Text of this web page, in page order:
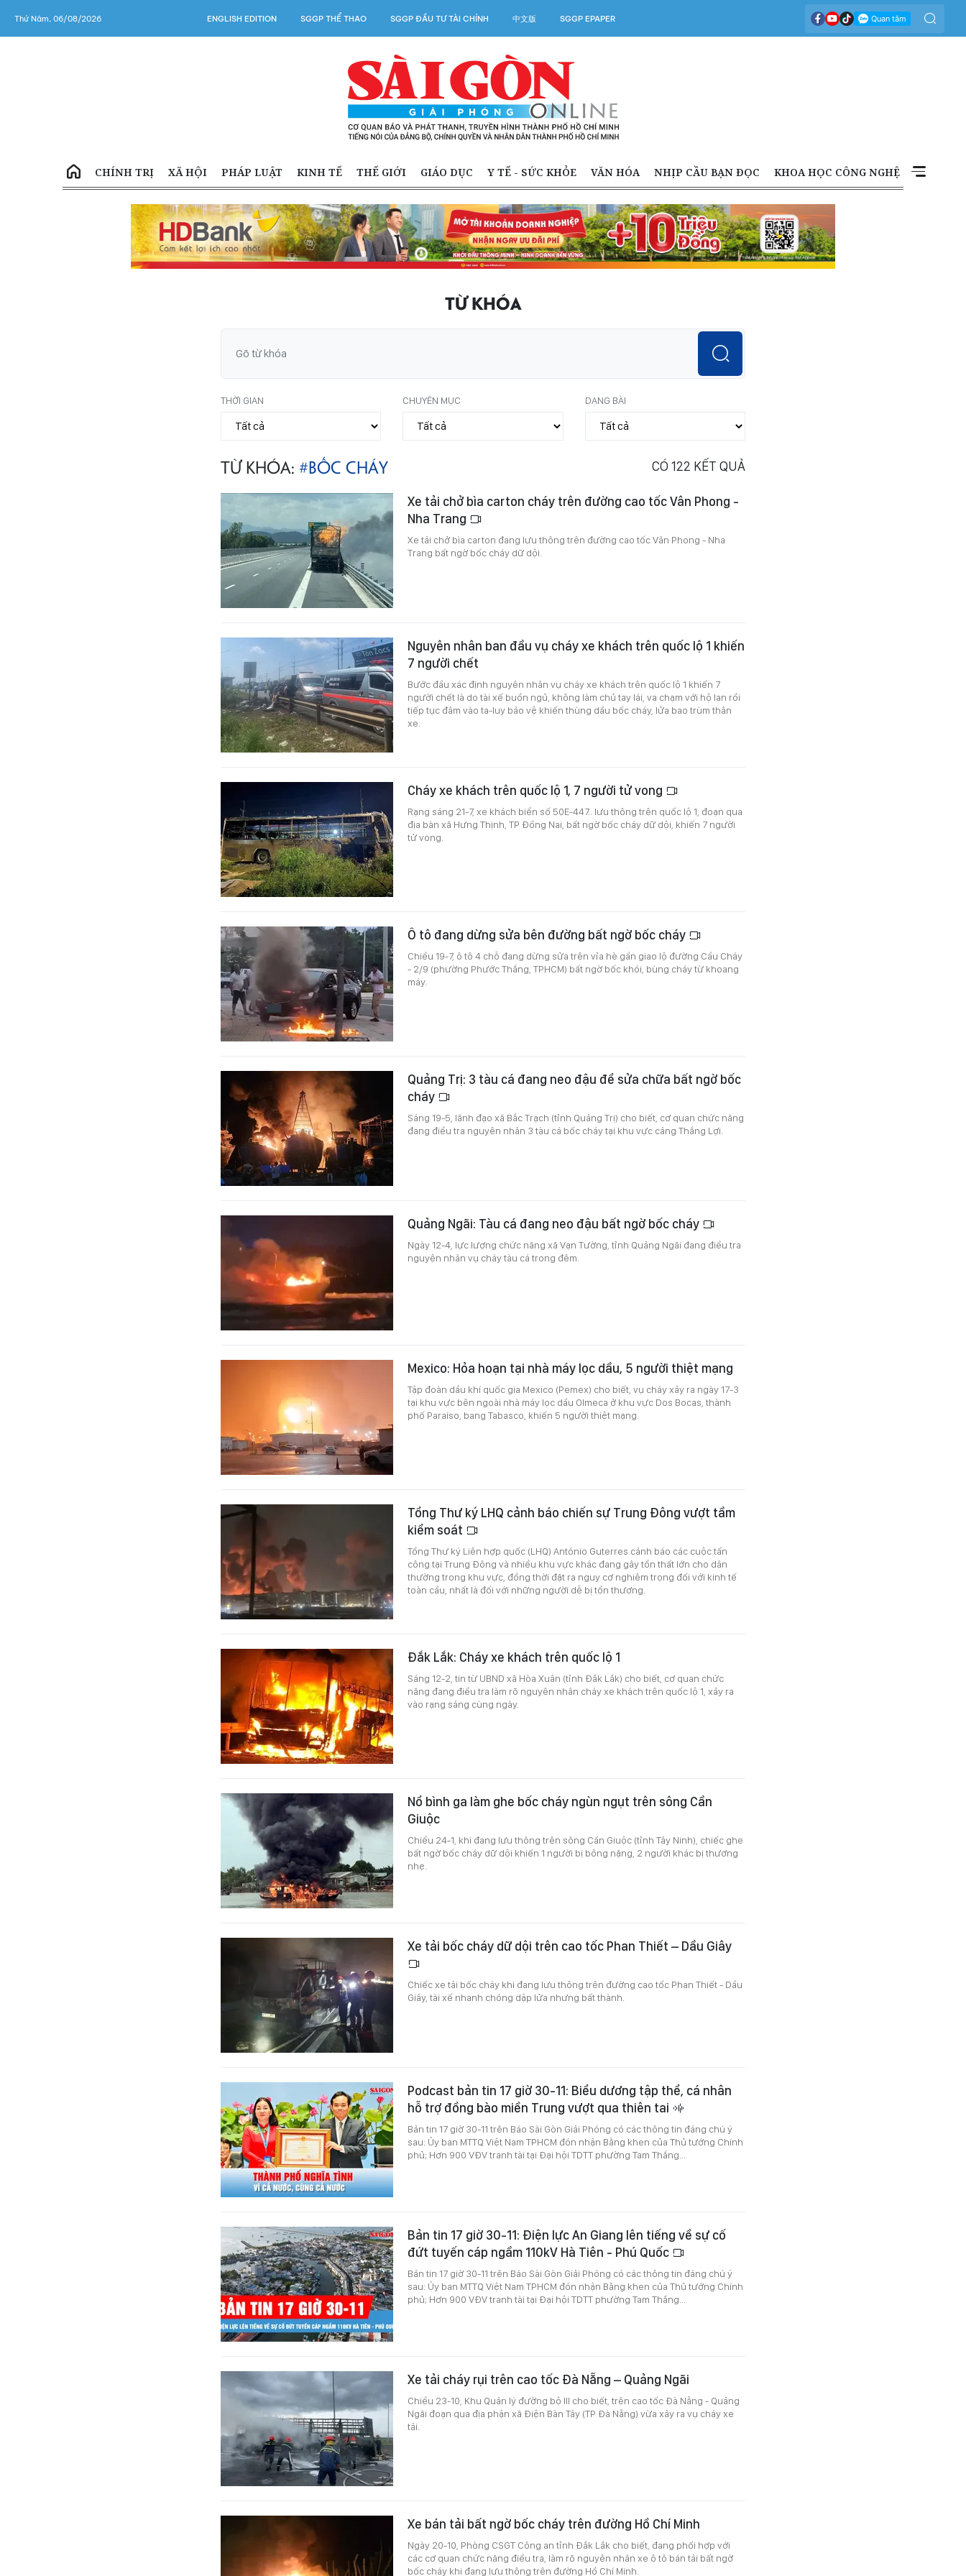
Thứ Năm, 06/08/2026 ENGLISH EDITION SGGP THỂ THAO SGGP ĐẦU TƯ TÀI CHÍNH 中文版 SGGP EPAPER
CHÍNH TRỊ XÃ HỘI PHÁP LUẬT KINH TẾ THẾ GIỚI GIÁO DỤC Y TẾ - SỨC KHỎE VĂN HÓA NHỊP CẦU BẠN ĐỌC KHOA HỌC CÔNG NGHỆ
TỪ KHÓA
THỜI GIAN CHUYÊN MỤC DẠNG BÀI
TỪ KHÓA: #BỐC CHÁY CÓ 122 KẾT QUẢ
Xe tải chở bìa carton cháy trên đường cao tốc Vân Phong -
Nha Trang
Xe tải chở bìa carton đang lưu thông trên đường cao tốc Vân Phong - Nha
Trang bất ngờ bốc cháy dữ dội.
Nguyên nhân ban đầu vụ cháy xe khách trên quốc lộ 1 khiến
7 người chết
Bước đầu xác định nguyên nhân vụ cháy xe khách trên quốc lộ 1 khiến 7
người chết là do tài xế buồn ngủ, không làm chủ tay lái, va chạm với hộ lan rồi
tiếp tục đâm vào ta-luy bảo vệ khiến thùng dầu bốc cháy, lửa bao trùm thân
xe.
Cháy xe khách trên quốc lộ 1, 7 người tử vong
Rạng sáng 21-7, xe khách biển số 50E-447.. lưu thông trên quốc lộ 1, đoạn qua
địa bàn xã Hưng Thịnh, TP Đồng Nai, bất ngờ bốc cháy dữ dội, khiến 7 người
tử vong.
Ô tô đang dừng sửa bên đường bất ngờ bốc cháy
Chiều 19-7, ô tô 4 chỗ đang dừng sửa trên vỉa hè gần giao lộ đường Cầu Cháy
- 2/9 (phường Phước Thắng, TPHCM) bất ngờ bốc khói, bùng cháy từ khoang
máy.
Quảng Trị: 3 tàu cá đang neo đậu để sửa chữa bất ngờ bốc
cháy
Sáng 19-5, lãnh đạo xã Bắc Trạch (tỉnh Quảng Trị) cho biết, cơ quan chức năng
đang điều tra nguyên nhân 3 tàu cá bốc cháy tại khu vực cảng Thắng Lợi.
Quảng Ngãi: Tàu cá đang neo đậu bất ngờ bốc cháy
Ngày 12-4, lực lượng chức năng xã Vạn Tường, tỉnh Quảng Ngãi đang điều tra
nguyên nhân vụ cháy tàu cá trong đêm.
Mexico: Hỏa hoạn tại nhà máy lọc dầu, 5 người thiệt mạng
Tập đoàn dầu khí quốc gia Mexico (Pemex) cho biết, vụ cháy xảy ra ngày 17-3
tại khu vực bên ngoài nhà máy lọc dầu Olmeca ở khu vực Dos Bocas, thành
phố Paraíso, bang Tabasco, khiến 5 người thiệt mạng.
Tổng Thư ký LHQ cảnh báo chiến sự Trung Đông vượt tầm
kiểm soát
Tổng Thư ký Liên hợp quốc (LHQ) António Guterres cảnh báo các cuộc tấn
công tại Trung Đông và nhiều khu vực khác đang gây tổn thất lớn cho dân
thường trong khu vực, đồng thời đặt ra nguy cơ nghiêm trọng đối với kinh tế
toàn cầu, nhất là đối với những người dễ bị tổn thương.
Đắk Lắk: Cháy xe khách trên quốc lộ 1
Sáng 12-2, tin từ UBND xã Hòa Xuân (tỉnh Đắk Lắk) cho biết, cơ quan chức
năng đang điều tra làm rõ nguyên nhân cháy xe khách trên quốc lộ 1, xảy ra
vào rạng sáng cùng ngày.
Nổ bình ga làm ghe bốc cháy ngùn ngụt trên sông Cần
Giuộc
Chiều 24-1, khi đang lưu thông trên sông Cần Giuộc (tỉnh Tây Ninh), chiếc ghe
bất ngờ bốc cháy dữ dội khiến 1 người bị bỏng nặng, 2 người khác bị thương
nhẹ.
Xe tải bốc cháy dữ dội trên cao tốc Phan Thiết – Dầu Giây
Chiếc xe tải bốc cháy khi đang lưu thông trên đường cao tốc Phan Thiết - Dầu
Giây, tài xế nhanh chóng dập lửa nhưng bất thành.
Podcast bản tin 17 giờ 30-11: Biểu dương tập thể, cá nhân
hỗ trợ đồng bào miền Trung vượt qua thiên tai
Bản tin 17 giờ 30-11 trên Báo Sài Gòn Giải Phóng có các thông tin đáng chú ý
sau: Ủy ban MTTQ Việt Nam TPHCM đón nhận Bằng khen của Thủ tướng Chính
phủ; Hơn 900 VĐV tranh tài tại Đại hội TDTT phường Tam Thắng...
Bản tin 17 giờ 30-11: Điện lực An Giang lên tiếng về sự cố
đứt tuyến cáp ngầm 110kV Hà Tiên - Phú Quốc
Bản tin 17 giờ 30-11 trên Báo Sài Gòn Giải Phóng có các thông tin đáng chú ý
sau: Ủy ban MTTQ Việt Nam TPHCM đón nhận Bằng khen của Thủ tướng Chính
phủ; Hơn 900 VĐV tranh tài tại Đại hội TDTT phường Tam Thắng...
Xe tải cháy rụi trên cao tốc Đà Nẵng – Quảng Ngãi
Chiều 23-10, Khu Quản lý đường bộ III cho biết, trên cao tốc Đà Nẵng - Quảng
Ngãi đoạn qua địa phận xã Điện Bàn Tây (TP Đà Nẵng) vừa xảy ra vụ cháy xe
tải.
Xe bán tải bất ngờ bốc cháy trên đường Hồ Chí Minh
Ngày 20-10, Phòng CSGT Công an tỉnh Đắk Lắk cho biết, đang phối hợp với
các cơ quan chức năng điều tra, làm rõ nguyên nhân xe ô tô bán tải bất ngờ
bốc cháy khi đang lưu thông trên đường Hồ Chí Minh.